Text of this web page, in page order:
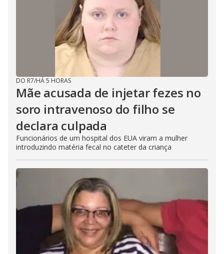
DO R7/HÁ 5 HORAS
Mãe acusada de injetar fezes no
soro intravenoso do filho se
declara culpada
Funcionários de um hospital dos EUA viram a mulher
introduzindo matéria fecal no cateter da criança